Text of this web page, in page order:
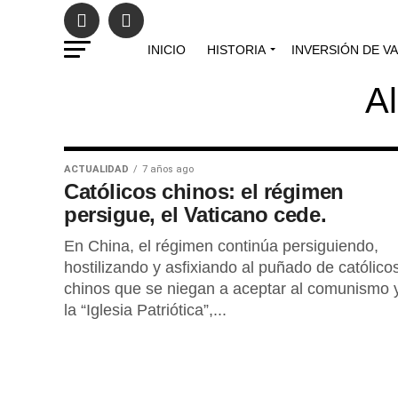
INICIO HISTORIA INVERSIÓN DE
ACTUALIDAD 7 años ago
Católicos chinos: el régimen
persigue, el Vaticano cede.
En China, el régimen continúa persiguiendo,
hostilizando y asfixiando al puñado de
chinos que se niegan a aceptar al comunismo
la “Iglesia Patriótica”,...